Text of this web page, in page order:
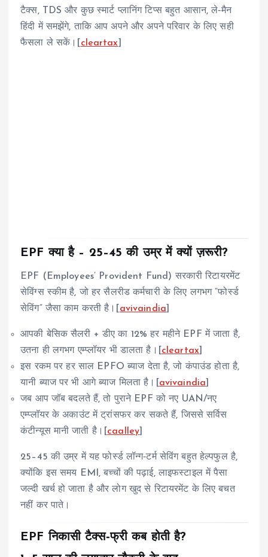
टैक्स, TDS और कुछ स्मार्ट प्लानिंग टिप्स बहुत आसान, ले‑मैन
हिंदी में समझेंगे, ताकि आप अपने और अपने परिवार के लिए सही
फैसला ले सकें।[ cleartax
EPF क्या है – 25–45 की उम्र में क्यों ज़रूरी?
EPF (Employees’ Provident Fund) सरकारी रिटायरमेंट
सेविंग्स स्कीम है, जो हर सैलरीड कर्मचारी के लिए लगभग “फोर्स्ड
सेविंग” जैसा काम करती है।[avivaindia]
आपकी बेसिक सैलरी + डीए का 12% हर महीने EPF में जाता है,
उतना ही लगभग एम्प्लॉयर भी डालता है।[cleartax]
इस रकम पर हर साल EPFO ब्याज देता है, जो कंपाउंड होता है,
यानी ब्याज पर भी आगे ब्याज मिलता है।[avivaindia]
जब आप जॉब बदलते हैं, तो पुराने EPF को नए UAN/नए
एम्प्लॉयर के अकाउंट में ट्रांसफर कर सकते हैं, जिससे सर्विस
कंटीन्यूस मानी जाती है।[caalley]
25–45 की उम्र में यह फोर्स्ड लॉन्ग‑टर्म सेविंग बहुत हेल्पफुल है,
क्योंकि इस समय EMI, बच्चों की पढ़ाई, लाइफस्टाइल में पैसा
जल्दी खर्च हो जाता है और लोग खुद से रिटायरमेंट के लिए बचत
नहीं कर पाते।
EPF निकासी टैक्स‑फ्री कब होती है?